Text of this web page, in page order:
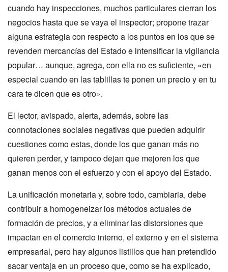
cuando hay inspecciones, muchos particulares cierran los
negocios hasta que se vaya el inspector; propone trazar
alguna estrategia con respecto a los puntos en los que se
revenden mercancías del Estado e intensificar la vigilancia
popular… aunque, agrega, con ella no es suficiente, «en
especial cuando en las tablillas te ponen un precio y en tu
cara te dicen que es otro».
El lector, avispado, alerta, además, sobre las
connotaciones sociales negativas que pueden adquirir
cuestiones como estas, donde los que ganan más no
quieren perder, y tampoco dejan que mejoren los que
ganan menos con el esfuerzo y con el apoyo del Estado.
La unificación monetaria y, sobre todo, cambiaria, debe
contribuir a homogeneizar los métodos actuales de
formación de precios, y a eliminar las distorsiones que
impactan en el comercio interno, el externo y en el sistema
empresarial, pero hay algunos listillos que han pretendido
sacar ventaja en un proceso que, como se ha explicado,